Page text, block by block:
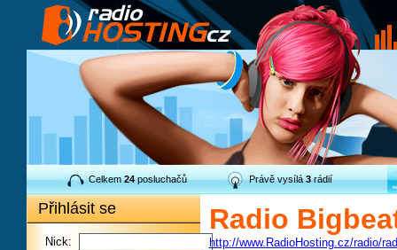
Celkem24posluchačů Právě vysílá3rádií
Přihlásit se
Nick:
Radio
http://www.RadioHosting.cz/radio/